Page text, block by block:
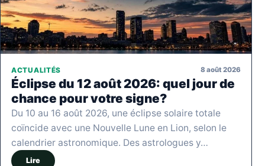
ACTUALITÉS 8 août 2026
Éclipse du 12 août 2026: quel jour de
chance pour votre signe?
Du 10 au 16 août 2026, une éclipse solaire totale
coïncide avec une Nouvelle Lune en Lion, selon le
calendrier astronomique. Des astrologues y…
Lire